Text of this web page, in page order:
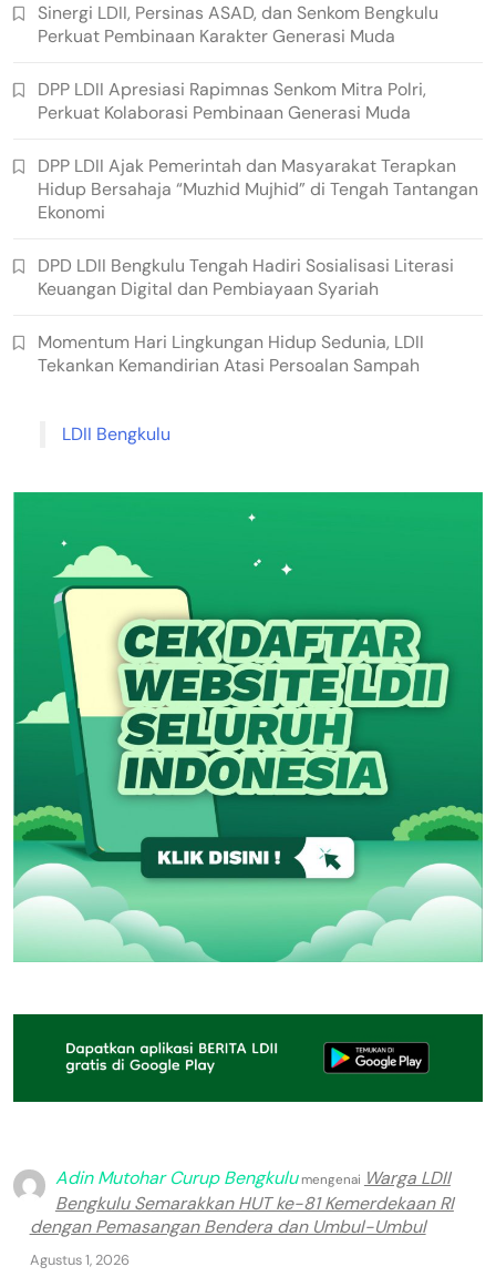
Sinergi LDII, Persinas ASAD, dan Senkom Bengkulu
Perkuat Pembinaan Karakter Generasi Muda
DPP LDII Apresiasi Rapimnas Senkom Mitra Polri,
Perkuat Kolaborasi Pembinaan Generasi Muda
DPP LDII Ajak Pemerintah dan Masyarakat Terapkan
Hidup Bersahaja “Muzhid Mujhid” di Tengah Tantangan
Ekonomi
DPD LDII Bengkulu Tengah Hadiri Sosialisasi Literasi
Keuangan Digital dan Pembiayaan Syariah
Momentum Hari Lingkungan Hidup Sedunia, LDII
Tekankan Kemandirian Atasi Persoalan Sampah
LDII Bengkulu
Adin Mutohar Curup Bengkulumengenai Warga LDII
Bengkulu Semarakkan HUT ke-81 Kemerdekaan RI
dengan Pemasangan Bendera dan Umbul-Umbul
Agustus 1, 2026